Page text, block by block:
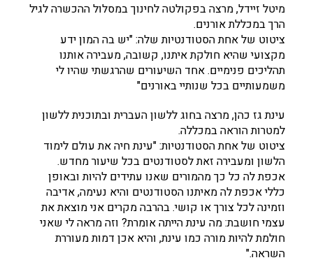
מיטל זיידל, מרצה בפקולטה לחינוך במסלול ההכשרה לגיל
הרך במכללת אורנים.
ציטוט של אחת הסטודנטיות שלה: "יש בה המון ידע
מקצועי שהיא חולקת איתנו, קשובה, מעבירה אותנו
תהליכים פנימיים. אחד השיעורים שהרגשתי שהיו לי
משמעותיים בכל שנותיי באורנים"
עינת גז כהן, מרצה בחוג ללשון העברית ובתוכנית ללשון
למטרות הוראה במכללה.
ציטוט של אחת הסטודנטיות: "עינת חיה את עולם לימוד
הלשון ומעבירה זאת לסטודנטים בכל שיעור מחדש.
אכפת לה כל כך מהמורים שאנו עתידים להיות ובאופן
כללי אכפת לה מאיתנו הסטודנטים והיא נעימה, אדיבה
וזמינה לכל צורך או קושי. בהרבה מקרים אני מוצאת את
עצמי חושבת: מה עינת הייתה אומרת? וזה מראה לי שאני
חולמת להיות מורה כמו עינת, והיא אכן דמות מעוררת
השראה."